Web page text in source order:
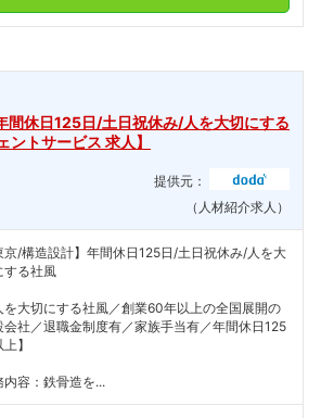
間休日125日/土日祝休み/人を大切にする
トサービス 求人】
提供元：
（人材紹介求人）
京/構造設計】年間休日125日/土日祝休み/人を大
する社風
を大切にする社風／創業60年以上の全国展開の
会社／退職金制度有／家族手当有／年間休日125
】
内容：鉄骨造を...